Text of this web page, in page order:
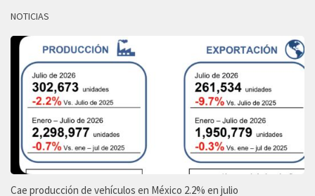
NOTICIAS
Cae producción de vehículos en México 2.2% en julio